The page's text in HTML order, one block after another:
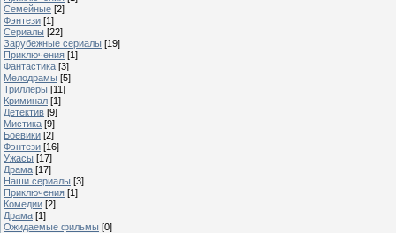
Семейные [2]
Фэнтези [1]
Сериалы [22]
Зарубежные сериалы [19]
Приключения [1]
Фантастика [3]
Мелодрамы [5]
Триллеры [11]
Криминал [1]
Детектив [9]
Мистика [9]
Боевики [2]
Фэнтези [16]
Ужасы [17]
Драма [17]
Наши сериалы [3]
Приключения [1]
Комедии [2]
Драма [1]
Ожидаемые фильмы [0]